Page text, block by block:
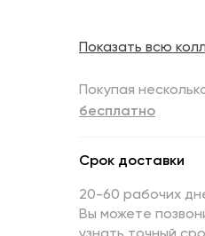
Показать всю
Покупая
бесплатно
Срок доставки
20-60 рабочих
Вы можете